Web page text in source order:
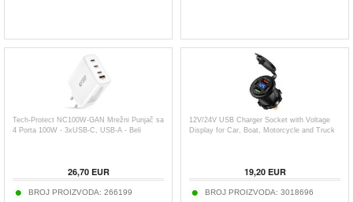
Tech-Protect NC100W-GAN Mrežni Punjač sa
4 Porta 100W - 3xUSB-C, USB-A - Beli
26,70EUR
BROJ PROIZVODA: 266199
12V/24V USB Charger Socket with Voltage
Display for Car, Boat, Motorcycle and Truck
19,20EUR
BROJ PROIZVODA: 3018696